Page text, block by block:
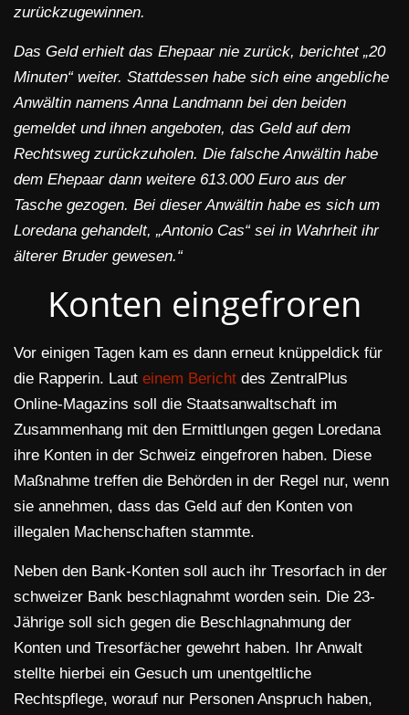
zurückzugewinnen.
Das Geld erhielt das Ehepaar nie zurück, berichtet „20
Minuten“ weiter. Stattdessen habe sich eine angebliche
Anwältin namens Anna Landmann bei den beiden
gemeldet und ihnen angeboten, das Geld auf dem
Rechtsweg zurückzuholen. Die falsche Anwältin habe
dem Ehepaar dann weitere 613.000 Euro aus der
Tasche gezogen. Bei dieser Anwältin habe es sich um
Loredana gehandelt, „Antonio Cas“ sei in Wahrheit ihr
älterer Bruder gewesen.“
Konten eingefroren
Vor einigen Tagen kam es dann erneut knüppeldick für
die Rapperin. Laut einem Bericht des ZentralPlus
Online-Magazins soll die Staatsanwaltschaft im
Zusammenhang mit den Ermittlungen gegen Loredana
ihre Konten in der Schweiz eingefroren haben. Diese
Maßnahme treffen die Behörden in der Regel nur, wenn
sie annehmen, dass das Geld auf den Konten von
illegalen Machenschaften stammte.
Neben den Bank-Konten soll auch ihr Tresorfach in der
schweizer Bank beschlagnahmt worden sein. Die 23-
Jährige soll sich gegen die Beschlagnahmung der
Konten und Tresorfächer gewehrt haben. Ihr Anwalt
stellte hierbei ein Gesuch um unentgeltliche
Rechtspflege, worauf nur Personen Anspruch haben,